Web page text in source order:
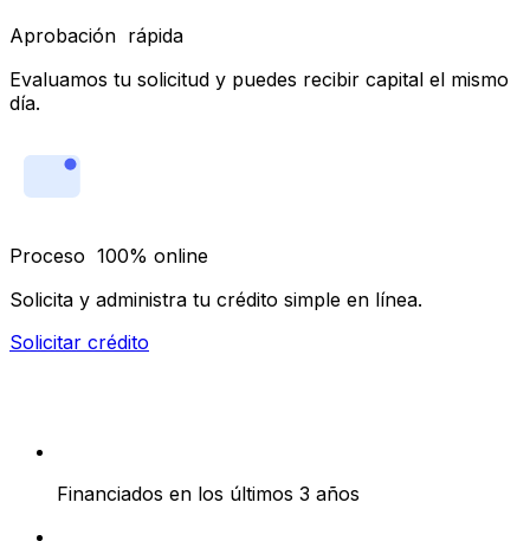
Aprobación rápida
Evaluamos tu solicitud y puedes recibir capital el mismo
día.
Proceso 100% online
Solicita y administra tu crédito simple en línea.
Solicitar crédito
Financiados en los últimos 3 años